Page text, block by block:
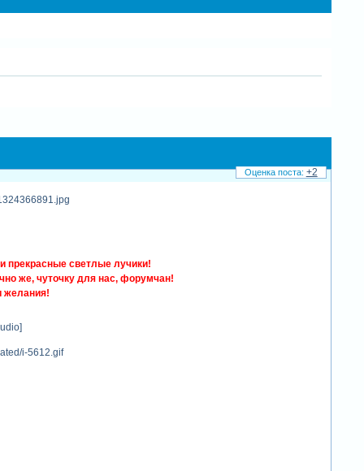
прекрасные светлые лучики!
же, чуточку для нас, форумчан!
желания!
+2